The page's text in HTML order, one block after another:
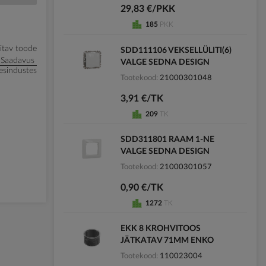
toode
Saadavus
29,83 €/PKK
185 PKK
SDD111106 VEKSELLÜLITI(6)
VALGE SEDNA DESIGN
Tootekood 21000301048
3,91 €/TK
209 TK
SDD311801 RAAM 1-NE
VALGE SEDNA DESIGN
Tootekood 21000301057
0,90 €/TK
1272 TK
EKK 8 KROHVITOOS
JÄTKATAV 71MM ENKO
Tootekood 110023004